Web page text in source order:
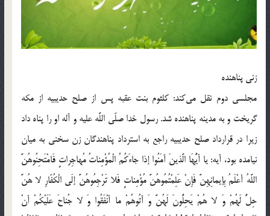
زنى پناهنده
مجلسى دوم نقل مى‌كند: كلثوم بنت عقبه پس از صلح حديبيه از مكه
گريخت و به مدينه پناهنده شد. رسول خدا صلّى اللَّه عليه و آله او را پناه داد
زيرا در قرارداد صلح حديبيه راجع به استرداد پناهندگان زن سخنى به ميان
نيامده بود، آيه: يا أيُّهَا الَّذينَ آمَنُوا إذا جاءَكُمُ الْمُؤْمِناتُ مُهاجِراتٍ فَامْتَحِنُوهُنَّ
اللَّهُ أعْلَمُ بِإيمانِهِنَّ فَإِنْ عَلِمْتُمُوهُنَّ مُؤْمِناتٍ فَلا تَرْجِعُوهُنَّ إلَى الْكُفّارِ لا هُنَّ
حِلُّ لَهُمْ وَ لا هُمْ يَحِلُّونَ لَهُنَّ وَ آتُوهُمْ ما أنْفَقُوا وَ لا جُناحَ عَلَيْكُمْ أنْ